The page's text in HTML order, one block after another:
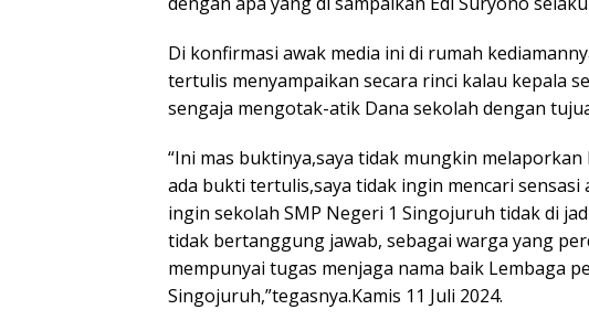
Di konfirmasi awak media ini di rumah
tertulis menyampaikan secara rinci kalau kepala
sengaja mengotak-atik Dana sekolah dengan
“Ini mas buktinya,saya tidak mungkin
ada bukti tertulis,saya tidak ingin mencari
ingin sekolah SMP Negeri 1 Singojuruh tidak di
tidak bertanggung jawab, sebagai warga yang
mempunyai tugas menjaga nama baik Lembaga
Singojuruh,”tegasnya.Kamis 11 Juli 2024.